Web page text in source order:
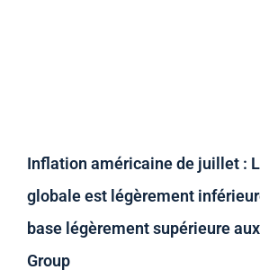
Inflation américaine de juillet :
globale est légèrement
base légèrement supérieure
Group